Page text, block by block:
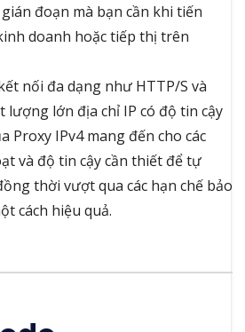
đoạn mà bạn cần khi tiến
doanh hoặc tiếp thị trên
nối đa dạng như HTTP/S và
lượng lớn địa chỉ IP có độ tin cậy
Proxy IPv4 mang đến cho các
và độ tin cậy cần thiết để tự
thời vượt qua các hạn chế bảo
cách hiệu quả.